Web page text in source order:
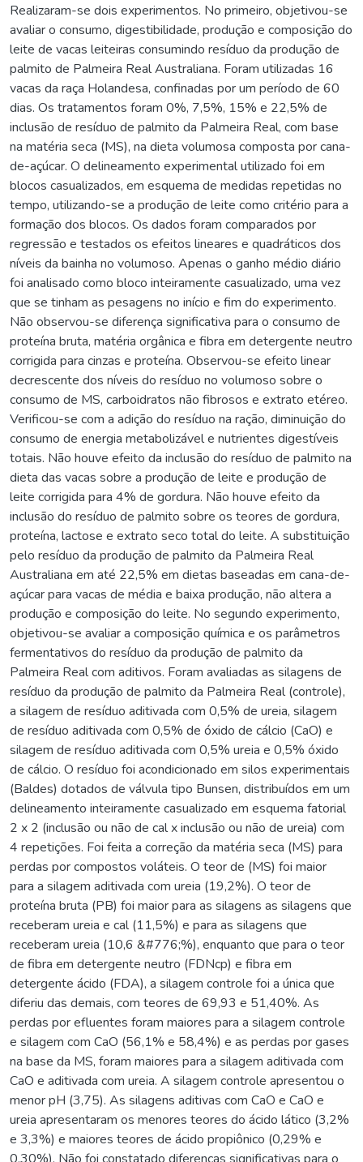
Realizaram-se dois experimentos. No primeiro, objetivou-se
avaliar o consumo, digestibilidade, produção e composição do
leite de vacas leiteiras consumindo resíduo da produção de
palmito de Palmeira Real Australiana. Foram utilizadas 16
vacas da raça Holandesa, confinadas por um período de 60
dias. Os tratamentos foram 0%, 7,5%, 15% e 22,5% de
inclusão de resíduo de palmito da Palmeira Real, com base
na matéria seca (MS), na dieta volumosa composta por cana-
de-açúcar. O delineamento experimental utilizado foi em
blocos casualizados, em esquema de medidas repetidas no
tempo, utilizando-se a produção de leite como critério para a
formação dos blocos. Os dados foram comparados por
regressão e testados os efeitos lineares e quadráticos dos
níveis da bainha no volumoso. Apenas o ganho médio diário
foi analisado como bloco inteiramente casualizado, uma vez
que se tinham as pesagens no início e fim do experimento.
Não observou-se diferença significativa para o consumo de
proteína bruta, matéria orgânica e fibra em detergente neutro
corrigida para cinzas e proteína. Observou-se efeito linear
decrescente dos níveis do resíduo no volumoso sobre o
consumo de MS, carboidratos não fibrosos e extrato etéreo.
Verificou-se com a adição do resíduo na ração, diminuição do
consumo de energia metabolizável e nutrientes digestíveis
totais. Não houve efeito da inclusão do resíduo de palmito na
dieta das vacas sobre a produção de leite e produção de
leite corrigida para 4% de gordura. Não houve efeito da
inclusão do resíduo de palmito sobre os teores de gordura,
proteína, lactose e extrato seco total do leite. A substituição
pelo resíduo da produção de palmito da Palmeira Real
Australiana em até 22,5% em dietas baseadas em cana-de-
açúcar para vacas de média e baixa produção, não altera a
produção e composição do leite. No segundo experimento,
objetivou-se avaliar a composição química e os parâmetros
fermentativos do resíduo da produção de palmito da
Palmeira Real com aditivos. Foram avaliadas as silagens de
resíduo da produção de palmito da Palmeira Real (controle),
a silagem de resíduo aditivada com 0,5% de ureia, silagem
de resíduo aditivada com 0,5% de óxido de cálcio (CaO) e
silagem de resíduo aditivada com 0,5% ureia e 0,5% óxido
de cálcio. O resíduo foi acondicionado em silos experimentais
(Baldes) dotados de válvula tipo Bunsen, distribuídos em um
delineamento inteiramente casualizado em esquema fatorial
2 x 2 (inclusão ou não de cal x inclusão ou não de ureia) com
4 repetições. Foi feita a correção da matéria seca (MS) para
perdas por compostos voláteis. O teor de (MS) foi maior
para a silagem aditivada com ureia (19,2%). O teor de
proteína bruta (PB) foi maior para as silagens as silagens que
receberam ureia e cal (11,5%) e para as silagens que
receberam ureia (10,6 &#776;%), enquanto que para o teor
de fibra em detergente neutro (FDNcp) e fibra em
detergente ácido (FDA), a silagem controle foi a única que
diferiu das demais, com teores de 69,93 e 51,40%. As
perdas por efluentes foram maiores para a silagem controle
e silagem com CaO (56,1% e 58,4%) e as perdas por gases
na base da MS, foram maiores para a silagem aditivada com
CaO e aditivada com ureia. A silagem controle apresentou o
menor pH (3,75). As silagens aditivas com CaO e CaO e
ureia apresentaram os menores teores do ácido lático (3,2%
e 3,3%) e maiores teores de ácido propiônico (0,29% e